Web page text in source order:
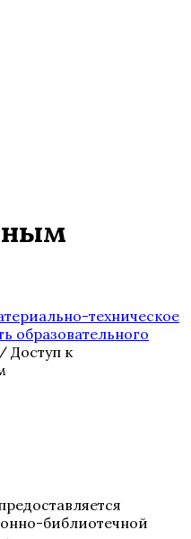
техническое
образовательного
/ Доступ к
библиотечной